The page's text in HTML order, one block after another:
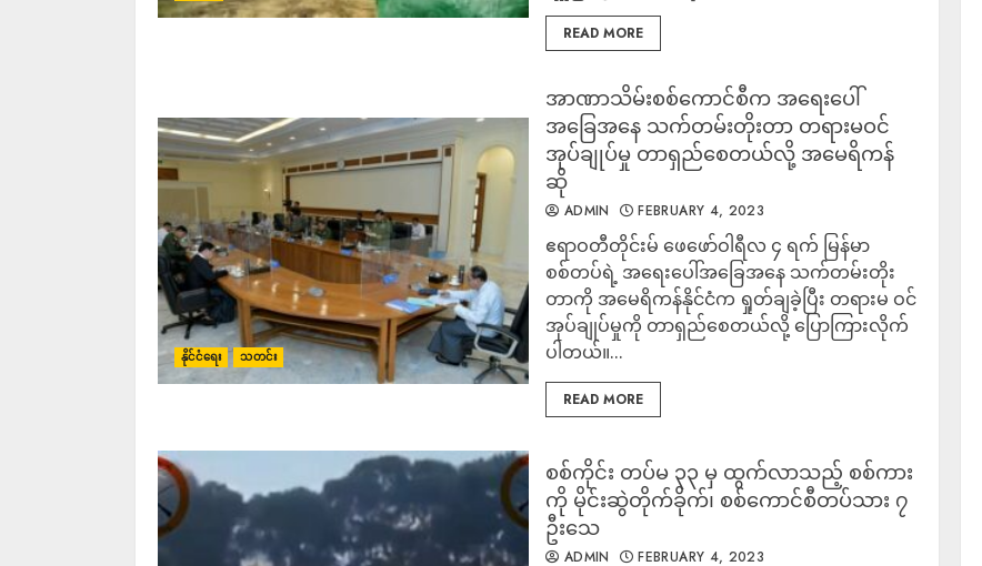
READ MORE
နိုင်ငံရေး သတင်း
အာဏာသိမ်းစစ်ကောင်စီက အရေးပေါ်
အခြေအနေ သက်တမ်းတိုးတာ တရားမဝင်
အုပ်ချုပ်မှု တာရှည်စေတယ်လို့ အမေရိကန်
ဆို
ADMIN FEBRUARY 4, 2023
ဧရာဝတီတိုင်းမ် ဖေဖော်ဝါရီလ ၄ ရက် မြန်မာ
စစ်တပ်ရဲ့ အရေးပေါ်အခြေအနေ သက်တမ်းတိုး
တာကို အမေရိကန်နိုင်ငံက ရှုတ်ချခဲ့ပြီး တရားမ ဝင်
အုပ်ချုပ်မှုကို တာရှည်စေတယ်လို့ ပြောကြားလိုက်
ပါတယ်။...
READ MORE
စစ်ကိုင်း တပ်မ ၃၃ မှ ထွက်လာသည့် စစ်ကား
ကို မိုင်းဆွဲတိုက်ခိုက်၊ စစ်ကောင်စီတပ်သား ၇
ဦးသေ
ADMIN FEBRUARY 4, 2023